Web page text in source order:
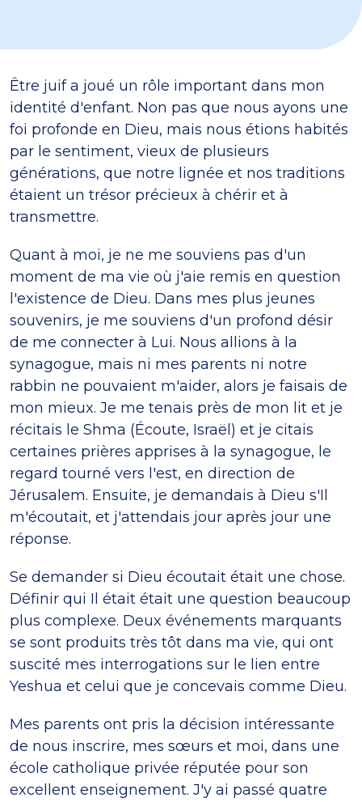
Être juif a joué un rôle important dans mon
identité d'enfant. Non pas que nous ayons une
foi profonde en Dieu, mais nous étions habités
par le sentiment, vieux de plusieurs
générations, que notre lignée et nos traditions
étaient un trésor précieux à chérir et à
transmettre.
Quant à moi, je ne me souviens pas d'un
moment de ma vie où j'aie remis en question
l'existence de Dieu. Dans mes plus jeunes
souvenirs, je me souviens d'un profond désir
de me connecter à Lui. Nous allions à la
synagogue, mais ni mes parents ni notre
rabbin ne pouvaient m'aider, alors je faisais de
mon mieux. Je me tenais près de mon lit et je
récitais le Shma (Écoute, Israël) et je citais
certaines prières apprises à la synagogue, le
regard tourné vers l'est, en direction de
Jérusalem. Ensuite, je demandais à Dieu s'Il
m'écoutait, et j'attendais jour après jour une
réponse.
Se demander si Dieu écoutait était une chose.
Définir qui Il était était une question beaucoup
plus complexe. Deux événements marquants
se sont produits très tôt dans ma vie, qui ont
suscité mes interrogations sur le lien entre
Yeshua et celui que je concevais comme Dieu.
Mes parents ont pris la décision intéressante
de nous inscrire, mes sœurs et moi, dans une
école catholique privée réputée pour son
excellent enseignement. J'y ai passé quatre